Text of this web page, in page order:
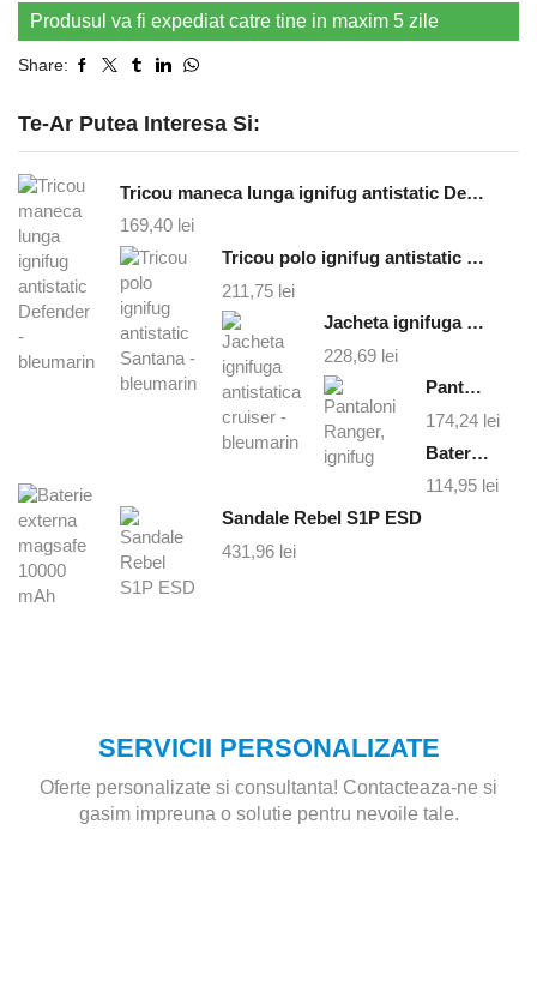
Produsul va fi expediat catre tine in maxim 5 zile
Share:
Te-Ar Putea Interesa Si:
Tricou maneca lunga ignifug antistatic Defender - bleumarin
169,40 lei
Tricou polo ignifug antistatic Santana - bleumarin
211,75 lei
Jacheta ignifuga antistatica cruiser - bleumarin
228,69 lei
Pantaloni Ranger, ignifug
174,24 lei
Baterie externa magsafe 10000 mAh
114,95 lei
Sandale Rebel S1P ESD
431,96 lei
SERVICII PERSONALIZATE
Oferte personalizate si consultanta! Contacteaza-ne si
gasim impreuna o solutie pentru nevoile tale.